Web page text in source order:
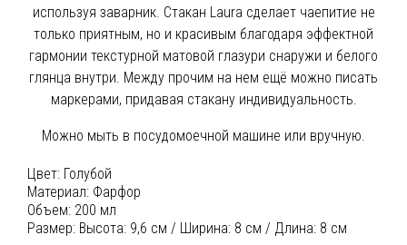
используя заварник. Стакан Laura сделает чаепитие не
только приятным, но и красивым благодаря эффектной
гармонии текстурной матовой глазури снаружи и белого
глянца внутри. Между прочим на нем ещё можно писать
маркерами, придавая стакану индивидуальность.
Можно мыть в посудомоечной машине или вручную.
Цвет: Голубой
Материал: Фарфор
Объем: 200 мл
Размер: Высота: 9,6 см / Ширина: 8 см / Длина: 8 см